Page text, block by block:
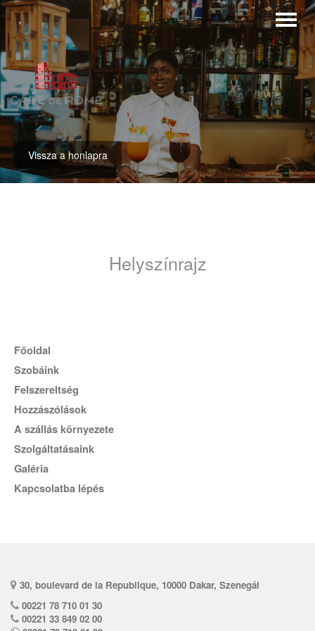
Vissza a honlapra
Helyszínrajz
főoldal
Szobáink
Felszereltség
Hozzászólások
A szállás környezete
Szolgáltatásaink
Galéria
Kapcsolatba lépés
30, boulevard de la Republique, 10000 Dakar, Szenegál
00221 78 710 01 30
00221 33 849 02 00